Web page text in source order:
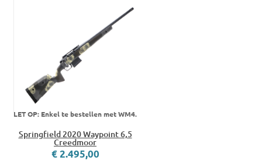
Springfield 2020 Waypoint 6,5
Creedmoor
€ 2.495,00
LET OP: Enkel te bestellen met WM4.